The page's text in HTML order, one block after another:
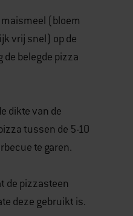
(bloem
vrij snel) op de
de belegde pizza
dikte van de
tussen de 5-10
te garen.
de pizzasteen
deze gebruikt is.